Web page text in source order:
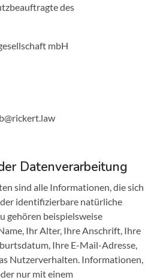
des
mbH
Datenverarbeitung
sind alle Informationen, die sich
identifizierbare natürliche
gehören beispielsweise
Ihr Alter, Ihre Anschrift, Ihre
Ihre E-Mail-Adresse,
Nutzerverhalten. Informationen,
nur mit einem